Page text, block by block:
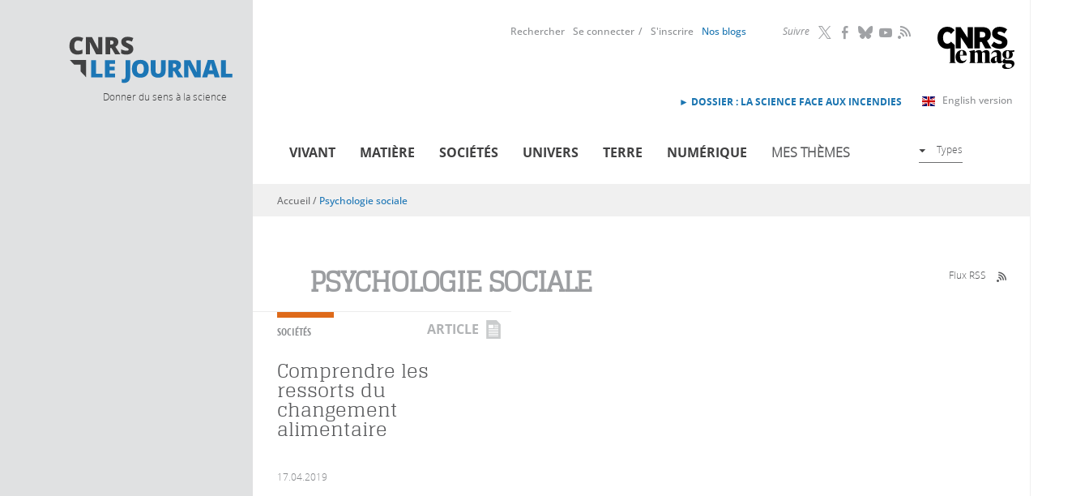
Donner du sens à la science
Suivre RSS
Rechercher Se connecter S'inscrire Nos blogs
English version
► DOSSIER : LA SCIENCE FACE AUX INCENDIES
VIVANT MATIÈRE SOCIÉTÉS UNIVERS TERRE NUMÉRIQUE MES THÈMES Types
Vous êtes ici
Accueil/ Psychologie sociale
PSYCHOLOGIE SOCIALE Flux RSS
SOCIÉTÉS ARTICLE
Comprendre les
ressorts du
changement
alimentaire
17.04.2019